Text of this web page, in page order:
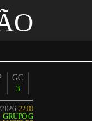
GC
3
202622:00
GRUPO G